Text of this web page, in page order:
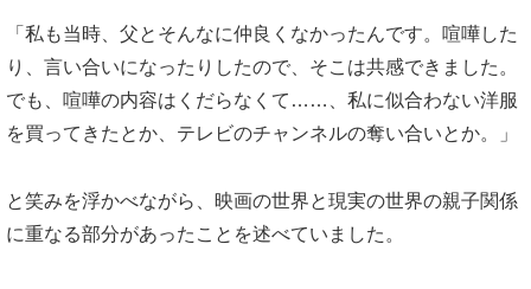
「私も当時、父とそんなに仲良くなかったんです。喧嘩した
り、言い合いになったりしたので、そこは共感できました。
でも、喧嘩の内容はくだらなくて……、私に似合わない洋服
を買ってきたとか、テレビのチャンネルの奪い合いとか。」
と笑みを浮かべながら、映画の世界と現実の世界の親子関係
に重なる部分があったことを述べていました。